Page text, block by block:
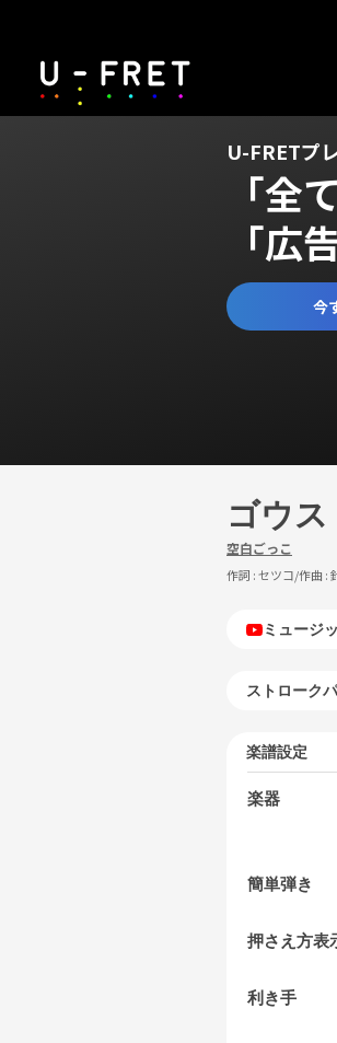
U-FRETプ
「全
「広
今
ゴウス
空白ごっこ
作詞 :セツコ/作曲 :
ミュージ
ストローク
楽譜設定
楽器
簡単弾き
押さえ方表
利き手